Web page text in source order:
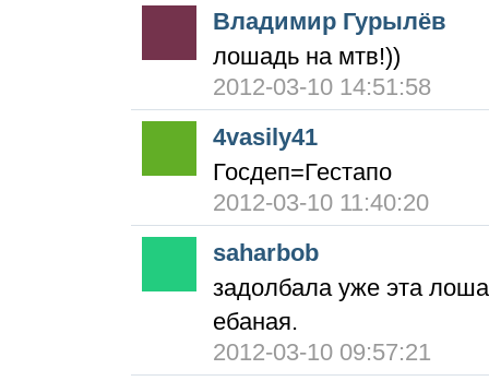
Владимир Гурылёв
лошадь на мтв!))
2012-03-10 14:51:58
4vasily41
Госдеп=Гестапо
2012-03-10 11:40:20
saharbob
задолбала уже эта
ебаная.
2012-03-10 09:57:21